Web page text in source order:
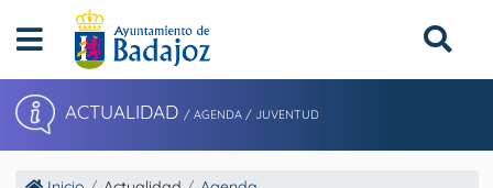
ACTUALIDAD / AGENDA / JUVENTUD